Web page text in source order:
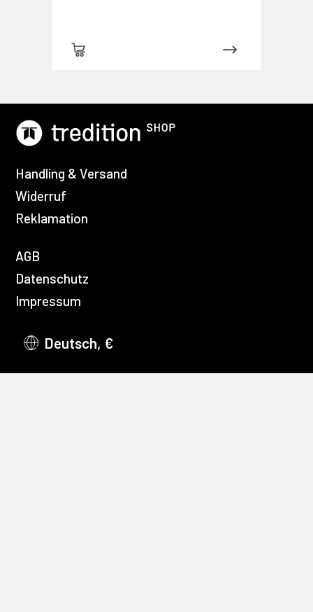
Handling & Versand
Widerruf
Reklamation
AGB
Datenschutz
Impressum
Deutsch, €